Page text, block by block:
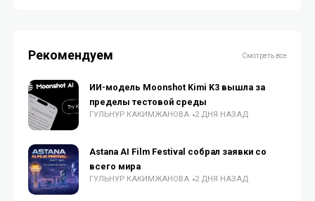
Рекомендуем Смотреть все
ИИ-модель Moonshot Kimi K3 вышла за
пределы тестовой среды
ГУЛЬНУР КАКИМЖАНОВА 2 ДНЯ НАЗАД
Astana AI Film Festival собрал заявки со
всего мира
ГУЛЬНУР КАКИМЖАНОВА 2 ДНЯ НАЗАД